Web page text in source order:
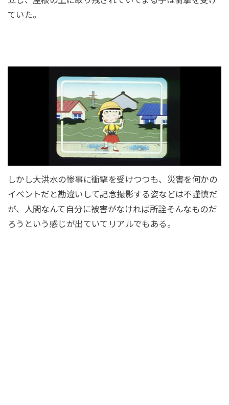
ていた。
しかし大洪水の惨事に衝撃を受けつつも、災害を何かの
イベントだと勘違いして記念撮影する姿などは不謹慎だ
が、人間なんて自分に被害がなければ所詮そんなものだ
ろうという感じが出ていてリアルでもある。